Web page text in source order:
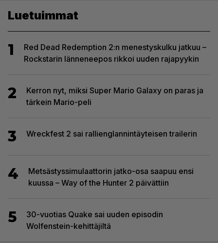
Luetuimmat
1
Red Dead Redemption 2:n menestyskulku jatkuu –
Rockstarin länneneepos rikkoi uuden rajapyykin
2
Kerron nyt, miksi Super Mario Galaxy on paras ja
tärkein Mario-peli
3 Wreckfest 2 sai rallienglannintäyteisen trailerin
4
Metsästyssimulaattorin jatko-osa saapuu ensi
kuussa – Way of the Hunter 2 päivättiin
5
30-vuotias Quake sai uuden episodin
Wolfenstein-kehittäjiltä